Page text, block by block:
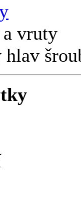
a vruty